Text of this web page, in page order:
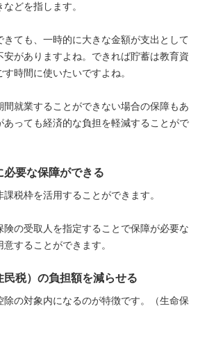
どを指します。
きても、一時的に大きな金額が支出として
安がありますよね。できれば貯蓄は教育資
時間に使いたいですよね。
間就業することができない場合の保障もあ
あっても経済的な負担を軽減することがで
要な保障ができる
税枠を活用することができます。
の受取人を指定することで保障が必要な
することができます。
民税）の負担額を減らせる
の対象内になるのが特徴です。（生命保